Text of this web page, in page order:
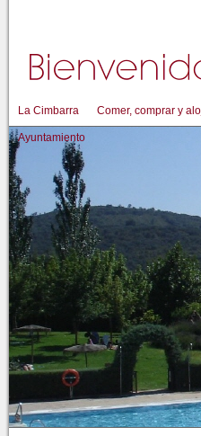
La Cimbarra Comer, comprar y
Ayuntamiento